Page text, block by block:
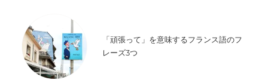
「頑張って」を意味するフランス語のフ
レーズ3つ